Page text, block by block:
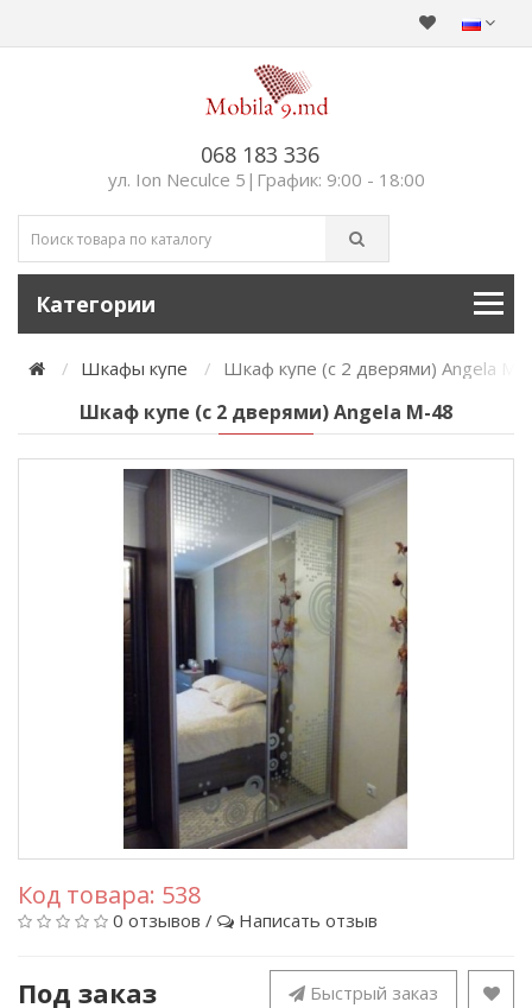
068 183 336
ул. Ion Neculce 5|График: 9:00 - 18:00
Категории
Шкафы купе Шкаф купе (с 2 дверями) Angela М-
Шкаф купе (с 2 дверями) Angela М-48
Код товара: 538
0 отзывов / Написать отзыв
Под заказ Быстрый заказ